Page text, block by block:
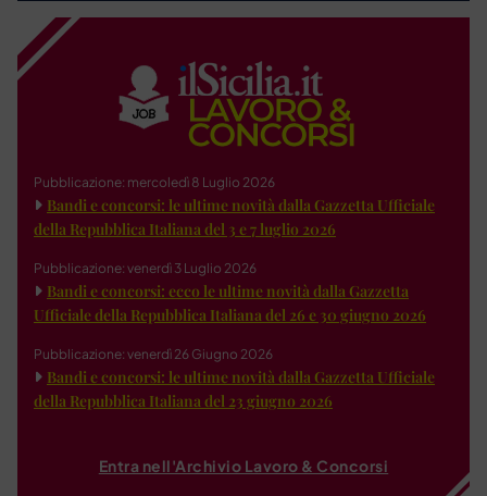
Pubblicazione: mercoledì 8 Luglio 2026
Bandi e concorsi: le ultime novità dalla Gazzetta Ufficiale
della Repubblica Italiana del 3 e 7 luglio 2026
Pubblicazione: venerdì 3 Luglio 2026
Bandi e concorsi: ecco le ultime novità dalla Gazzetta
Ufficiale della Repubblica Italiana del 26 e 30 giugno 2026
Pubblicazione: venerdì 26 Giugno 2026
Bandi e concorsi: le ultime novità dalla Gazzetta Ufficiale
della Repubblica Italiana del 23 giugno 2026
Entra nell'Archivio Lavoro & Concorsi